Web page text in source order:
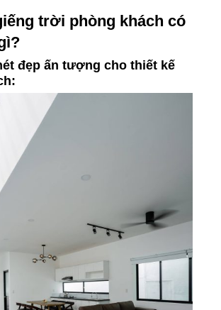
trời phòng khách có
đẹp ấn tượng cho thiết kế